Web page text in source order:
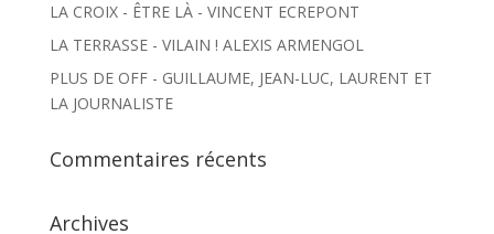
LA CROIX - ÊTRE LÀ - VINCENT ECREPONT
LA TERRASSE - VILAIN ! ALEXIS ARMENGOL
PLUS DE OFF - GUILLAUME, JEAN-LUC, LAURENT ET
LA JOURNALISTE
Commentaires récents
Archives